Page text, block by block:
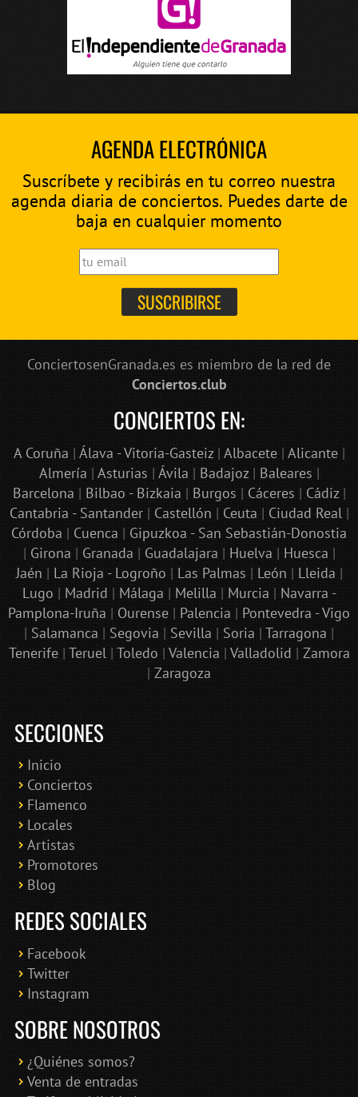
AGENDA ELECTRÓNICA
Suscríbete y recibirás en tu correo nuestra
agenda diaria de conciertos. Puedes darte de
baja en cualquier momento
ConciertosenGranada.es es miembro de la red de
Conciertos.club
CONCIERTOS EN:
A Coruña | Álava - Vitoria-Gasteiz| Albacete| Alicante|
Almería | Asturias | Ávila | Badajoz| Baleares |
Barcelona | Bilbao - Bizkaia | Burgos | Cáceres | Cádiz|
Cantabria - Santander| Castellón | Ceuta | Ciudad Real |
Córdoba | Cuenca | Gipuzkoa - San Sebastián-Donostia
| Girona | Granada | Guadalajara | Huelva | Huesca |
Jaén | La Rioja - Logroño | Las Palmas | León | Lleida |
Lugo | Madrid | Málaga | Melilla | Murcia | Navarra -
Pamplona-Iruña | Ourense | Palencia | Pontevedra - Vigo
| Salamanca | Segovia | Sevilla | Soria | Tarragona |
Tenerife| Teruel | Toledo | Valencia | Valladolid | Zamora
| Zaragoza
SECCIONES
Inicio
Conciertos
Flamenco
Locales
Artistas
Promotores
Blog
REDES SOCIALES
Facebook
Twitter
Instagram
SOBRE NOSOTROS
¿Quiénes somos?
Venta de entradas